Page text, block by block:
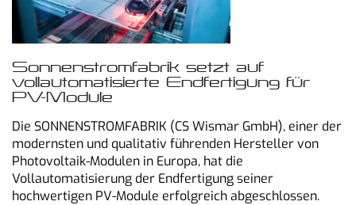
Sonnenstromfabrik setzt auf
vollautomatisierte Endfertigung für
PV-Module
Die SONNENSTROMFABRIK (CS Wismar GmbH), einer der
modernsten und qualitativ führenden Hersteller von
Photovoltaik-Modulen in Europa, hat die
Vollautomatisierung der Endfertigung seiner
hochwertigen PV-Module erfolgreich abgeschlossen.